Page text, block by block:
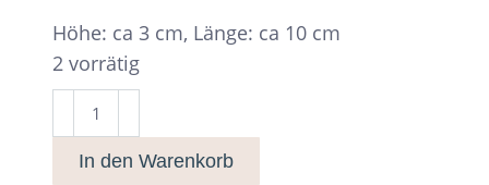
Höhe: ca 3 cm, Länge: ca 10 cm
2 vorrätig
Glasfigur
Papagei
stehend
In den Warenkorb